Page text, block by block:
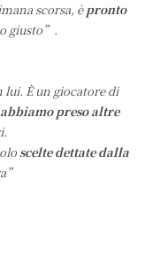
scorsa, èpronto
giusto”.
lui. È un giocatore di
abbiamo preso altre
scelte dettate dalla